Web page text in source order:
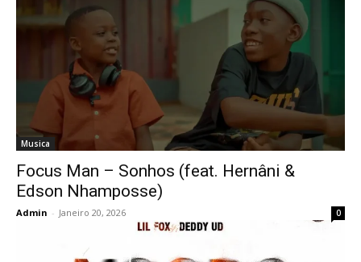
Musica
Focus Man – Sonhos (feat. Hernâni &
Edson Nhamposse)
Admin - Janeiro 20, 2026 0